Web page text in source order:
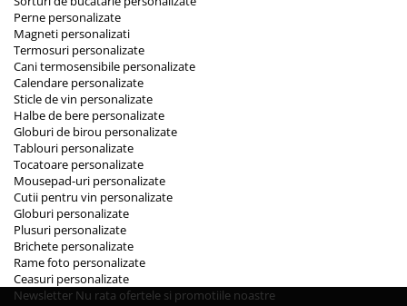
Perne personalizate
Magneti personalizati
Termosuri personalizate
Cani termosensibile personalizate
Calendare personalizate
Sticle de vin personalizate
Halbe de bere personalizate
Globuri de birou personalizate
Tablouri personalizate
Tocatoare personalizate
Mousepad-uri personalizate
Cutii pentru vin personalizate
Globuri personalizate
Plusuri personalizate
Brichete personalizate
Rame foto personalizate
Ceasuri personalizate
Newsletter Nu rata ofertele si promotiile noastre